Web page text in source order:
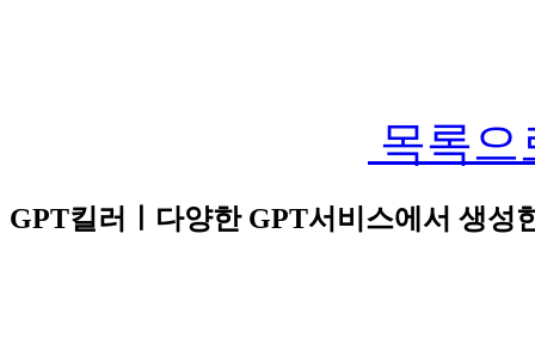
목록으
GPT킬러ㅣ다양한 GPT서비스에서 생성